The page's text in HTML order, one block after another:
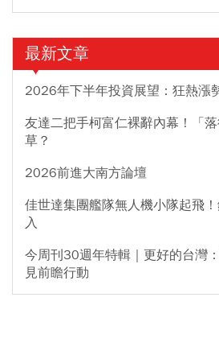
最新文章
2026年下半年投資展望：狂熱漲
友達二把手柯富仁裸辭內幕！「
草？
2026前進大南方論壇
佳世達集團艦隊無人機小隊起飛
入
今周刊30週年特輯｜更好的台灣
見前瞻行動